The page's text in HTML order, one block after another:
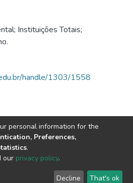
Instituições Totais;
handle/1303/1558
End User
Send
personal information for the
Preferences,
.
our privacy policy.
Decline That's ok